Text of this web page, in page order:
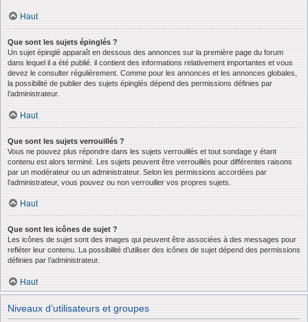
Haut
Que sont les sujets épinglés ?
Un sujet épinglé apparaît en dessous des annonces sur la première page du forum
dans lequel il a été publié. il contient des informations relativement importantes et vous
devez le consulter régulièrement. Comme pour les annonces et les annonces globales,
la possibilité de publier des sujets épinglés dépend des permissions définies par
l’administrateur.
Haut
Que sont les sujets verrouillés ?
Vous ne pouvez plus répondre dans les sujets verrouillés et tout sondage y étant
contenu est alors terminé. Les sujets peuvent être verrouillés pour différentes raisons
par un modérateur ou un administrateur. Selon les permissions accordées par
l’administrateur, vous pouvez ou non verrouiller vos propres sujets.
Haut
Que sont les icônes de sujet ?
Les icônes de sujet sont des images qui peuvent être associées à des messages pour
refléter leur contenu. La possibilité d’utiliser des icônes de sujet dépend des permissions
définies par l’administrateur.
Haut
Niveaux d’utilisateurs et groupes